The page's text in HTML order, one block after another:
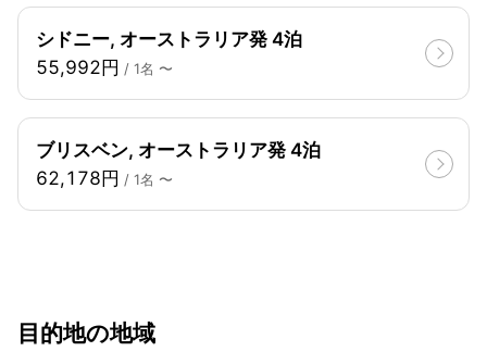
シドニー, オーストラリア発 4泊
55,992円 / 1名 〜
ブリスベン, オーストラリア発 4泊
62,178円 / 1名 〜
目的地の地域